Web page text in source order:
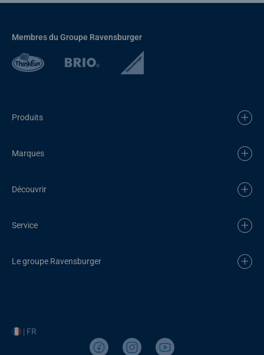
Membres du Groupe Ravensburger
Produits
Marques
Découvrir
Service
Le groupe Ravensburger
| FR